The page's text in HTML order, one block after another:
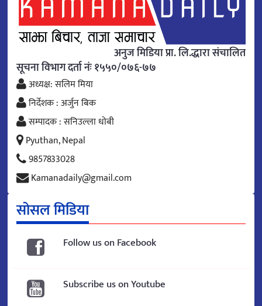
अनुज मिडिया प्रा. लि.द्धारा संचालित
सूचना विभाग दर्ता नंः १५५०/०७६-७७
अध्यक्ष: सलिम मिया
निर्देशक : अर्जुन बिक
सम्पादक : सनिउल्ला धोबी
Pyuthan, Nepal
9857833028
Kamanadaily@gmail.com
सोसल मिडिया
Follow us on Facebook
Subscribe us on Youtube